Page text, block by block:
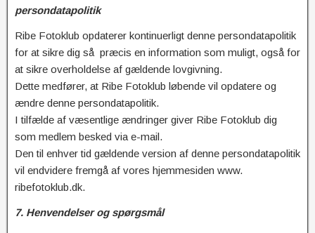
persondatapolitik
Ribe Fotoklub opdaterer kontinuerligt denne persondatapolitik
for at sikre dig så præcis en information som muligt, også for
at sikre overholdelse af gældende lovgivning.
Dette medfører, at Ribe Fotoklub løbende vil opdatere og
ændre denne persondatapolitik.
I tilfælde af væsentlige ændringer giver Ribe Fotoklub dig
som medlem besked via e-mail.
Den til enhver tid gældende version af denne persondatapolitik
vil endvidere fremgå af vores hjemmesiden www.
ribefotoklub.dk.
7. Henvendelser og spørgsmål